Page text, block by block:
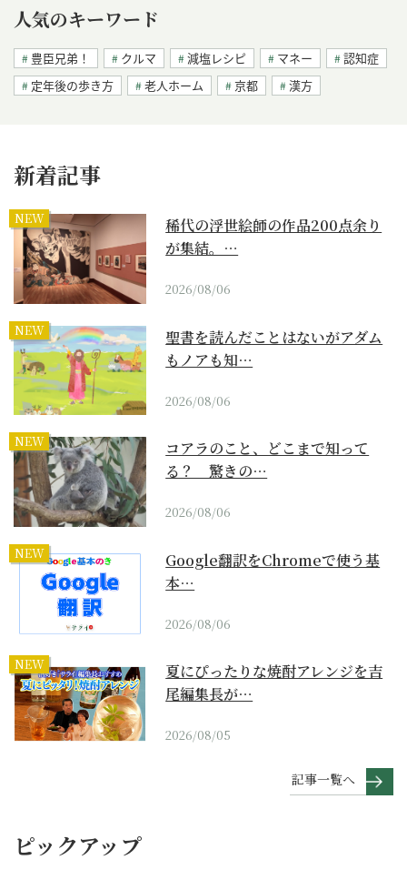
人気のキーワード
豊臣兄弟！ クルマ 減塩レシピ マネー
認知症
定年後の歩き方
老人ホーム 京都 漢方
新着記事
NEW
稀代の浮世絵師の作品200点余り
が集結。…
2026/08/06
NEW
聖書を読んだことはないがアダム
もノアも知…
2026/08/06
NEW
コアラのこと、どこまで知って
る？ 驚きの…
2026/08/06
NEW
Google翻訳をChromeで使う基
本…
2026/08/06
NEW
夏にぴったりな焼酎アレンジを吉
尾編集長が…
2026/08/05
記事一覧へ
ピックアップ